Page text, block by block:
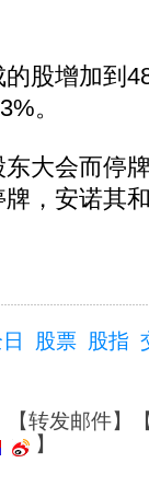
股增加到
。
大会而停
，安诺其
股票 股指
【转发邮件】
】